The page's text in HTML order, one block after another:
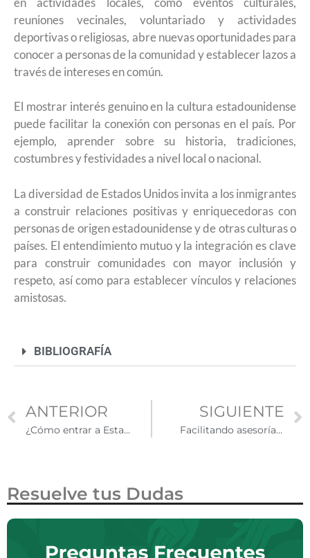
reuniones vecinales, voluntariado y actividades
deportivas o religiosas, abre nuevas oportunidades para
conocer a personas de la comunidad y establecer lazos a
través de intereses en común.
El mostrar interés genuino en la cultura estadounidense
puede facilitar la conexión con personas en el país. Por
ejemplo, aprender sobre su historia, tradiciones,
costumbres y festividades a nivel local o nacional.
La diversidad de Estados Unidos invita a los inmigrantes
a construir relaciones positivas y enriquecedoras con
personas de origen estadounidense y de otras culturas o
países. El entendimiento mutuo y la integración es clave
para construir comunidades con mayor inclusión y
respeto, así como para establecer vínculos y relaciones
amistosas.
BIBLIOGRAFÍA
ANTERIOR
¿Cómo entrar a Estados Unidos con tu mascota?
SIGUIENTE
Facilitando asesoría legal para inmigrantes en Estados Unidos
Resuelve tus Dudas